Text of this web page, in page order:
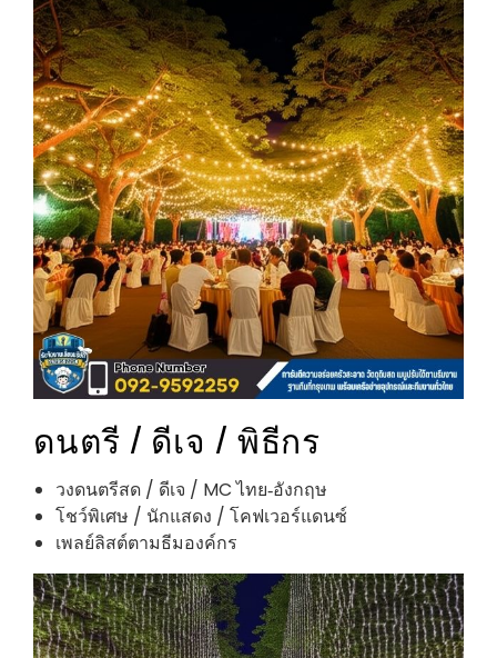
ดนตรี / ดีเจ / พิธีกร
วงดนตรีสด / ดีเจ / MC ไทย‑อังกฤษ
โชว์พิเศษ / นักแสดง / โคฟเวอร์แดนซ์
เพลย์ลิสต์ตามธีมองค์กร